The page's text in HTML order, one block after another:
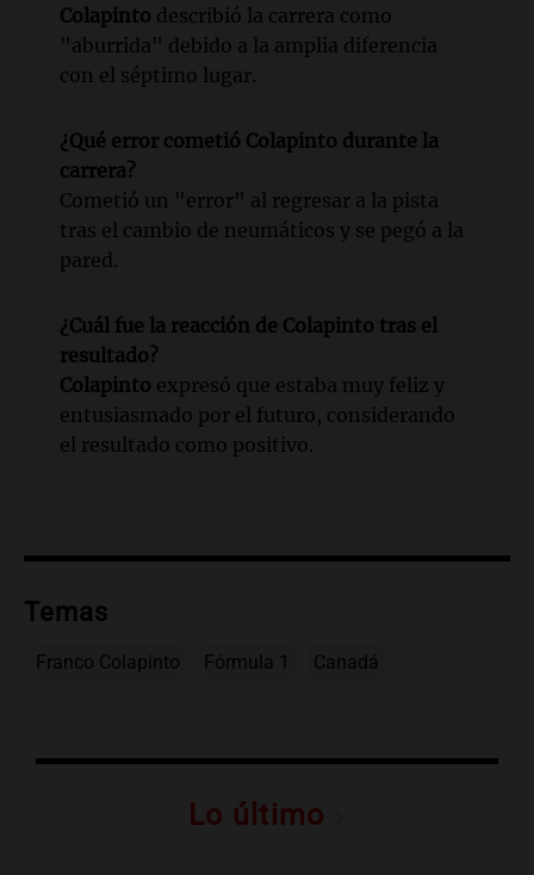
Colapinto describió la carrera como
"aburrida" debido a la amplia diferencia
con el séptimo lugar.
¿Qué error cometió Colapinto durante la
carrera?
Cometió un "error" al regresar a la pista
tras el cambio de neumáticos y se pegó a la
pared.
¿Cuál fue la reacción de Colapinto tras el
resultado?
Colapinto expresó que estaba muy feliz y
entusiasmado por el futuro, considerando
el resultado como positivo.
Temas
Franco Colapinto Fórmula 1 Canadá
Lo último